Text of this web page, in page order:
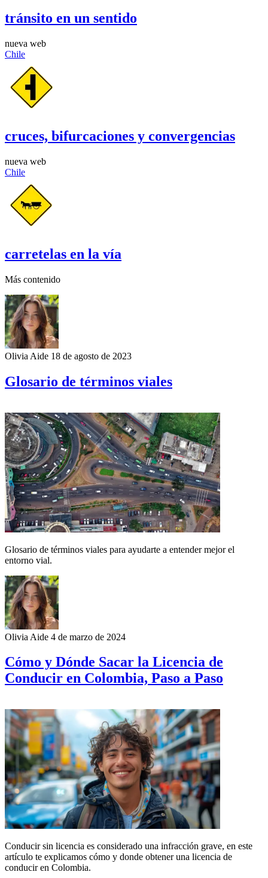
tránsito en un sentido
nueva web
Chile
cruces, bifurcaciones y convergencias
nueva web
Chile
carretelas en la vía
Más contenido
Olivia Aide 18 de agosto de 2023
Glosario de términos viales
Glosario de términos viales para ayudarte a entender mejor el
entorno vial.
Olivia Aide 4 de marzo de 2024
Cómo y Dónde Sacar la Licencia de
Conducir en Colombia, Paso a Paso
Conducir sin licencia es considerado una infracción grave, en este
artículo te explicamos cómo y donde obtener una licencia de
conducir en Colombia.